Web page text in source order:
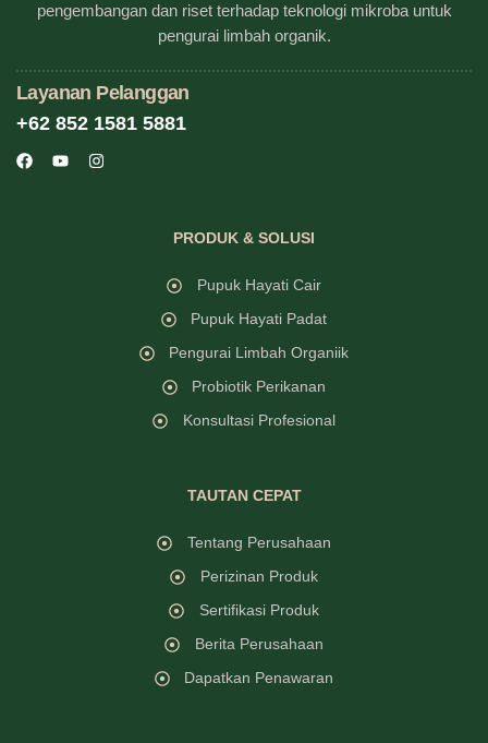
pengembangan dan riset terhadap teknologi mikroba untuk
pengurai limbah organik.
Layanan Pelanggan
+62 852 1581 5881
PRODUK & SOLUSI
Pupuk Hayati Cair
Pupuk Hayati Padat
Pengurai Limbah Organiik
Probiotik Perikanan
Konsultasi Profesional
TAUTAN CEPAT
Tentang Perusahaan
Perizinan Produk
Sertifikasi Produk
Berita Perusahaan
Dapatkan Penawaran